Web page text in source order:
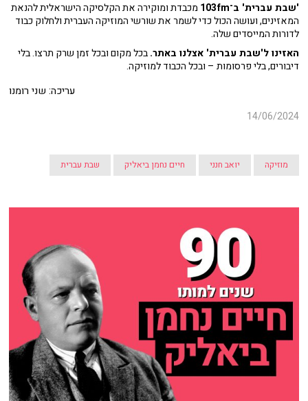
'שבת עברית' ב־103fm
מכבדת ומוקירה את הקלסיקה הישראלית להנאת
המאזינים, ועושה הכול כדי לשמר את שורשי המוזיקה העברית ולחלוק כבוד
לדורות המייסדים שלה.
האזינו ל'שבת עברית' אצלנו באתר.בכל מקום ובכל זמן שרק תרצו. בלי
דיבורים, בלי פרסומות – ובכל הכבוד למוזיקה.
עריכה: שני רומנו
14/06/2024
מוזיקה יואב חנני חיים נחמן ביאליק שבת עברית